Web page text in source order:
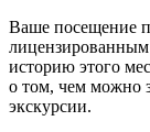
Ваше посещение
историю этого
о том, чем можно
экскурсии.